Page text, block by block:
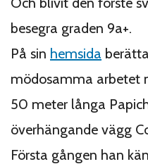
besegra graden 9a+.
På sin hemsida
mödosamma arbetet
50 meter långa
överhängande vägg
Första gången han